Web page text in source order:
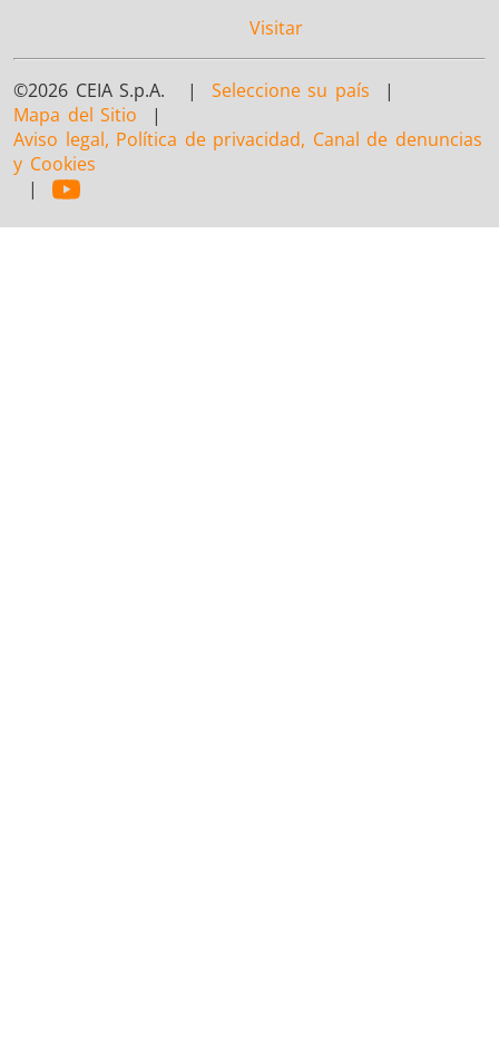
Visitar
©2026 CEIA S.p.A. | Seleccione su país |
Mapa del Sitio |
Aviso legal, Política de privacidad, Canal de denuncias
y Cookies
|